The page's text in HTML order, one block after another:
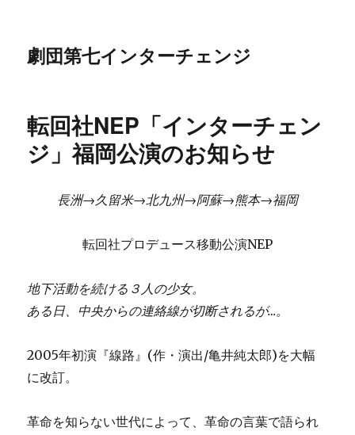
劇団第七インターチェンジ
転回社NEP「インターチェン
ジ」福岡公演のお知らせ
長洲→久留米→北九州→阿蘇→熊本→福岡
転回社プロデュース移動公演NEP
地下活動を続ける３人の少女。
ある日、中央からの連絡線が切断されるが…。
2005年初演『線路』(作・演出/亀井純太郎)を大幅
に改訂。
革命を知らない世代によって、革命の言葉で語られ